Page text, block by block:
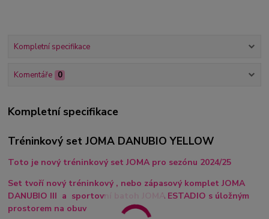
Kompletní specifikace
Komentáře 0
Kompletní specifikace
Tréninkový set JOMA DANUBIO YELLOW
Toto je nový tréninkový set JOMA pro sezónu 2024/25
Set tvoří nový tréninkový , nebo zápasový komplet JOMA
DANUBIO III a sportovní batoh JOMA ESTADIO s úložným
prostorem na obuv